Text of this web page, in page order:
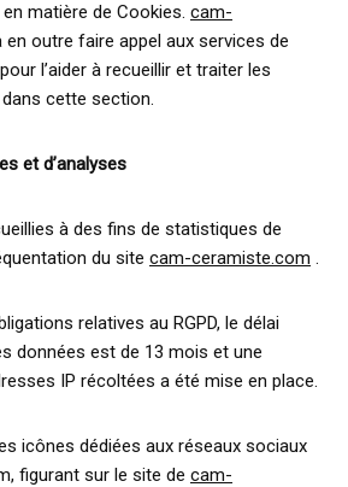
matière de Cookies. cam-
en outre faire appel aux services de
l’aider à recueillir et traiter les
cette section.
et d’analyses
à des fins de statistiques de
du site cam-ceramiste.com .
relatives au RGPD, le délai
données est de 13 mois et une
IP récoltées a été mise en place.
icônes dédiées aux réseaux sociaux
figurant sur le site de cam-